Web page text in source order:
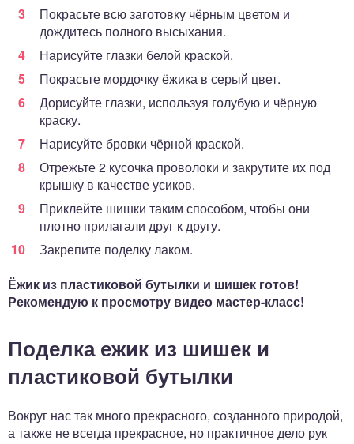
Покрасьте всю заготовку чёрным цветом и
дождитесь полного высыхания.
Нарисуйте глазки белой краской.
Покрасьте мордочку ёжика в серый цвет.
Дорисуйте глазки, используя голубую и чёрную
краску.
Нарисуйте бровки чёрной краской.
Отрежьте 2 кусочка проволоки и закрутите их под
крышку в качестве усиков.
Приклейте шишки таким способом, чтобы они
плотно прилагали друг к другу.
Закрепите поделку лаком.
Ёжик из пластиковой бутылки и шишек готов!
Рекомендую к просмотру видео мастер-класс!
Поделка ежик из шишек и
пластиковой бутылки
Вокруг нас так много прекрасного, созданного природой,
а также не всегда прекрасное, но практичное дело рук